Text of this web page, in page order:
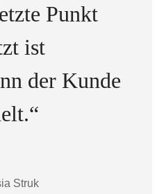
Punkt
ist
der Kunde
Struk